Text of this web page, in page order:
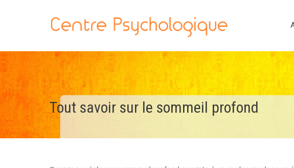
Tout savoir sur le sommeil profond